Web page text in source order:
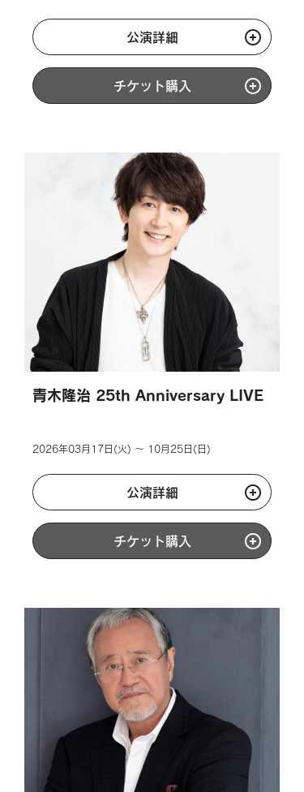
公演詳細
チケット購入
青木隆治 25th Anniversary LIVE
2026年03月17日(火) ～ 10月25日(日)
公演詳細
チケット購入